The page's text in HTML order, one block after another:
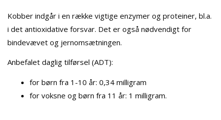
Kobber indgår i en række vigtige enzymer og proteiner, bl.a.
i det antioxidative forsvar. Det er også nødvendigt for
bindevævet og jernomsætningen.
Anbefalet daglig tilførsel (ADT):
for børn fra 1-10 år: 0,34 milligram
for voksne og børn fra 11 år: 1 milligram.